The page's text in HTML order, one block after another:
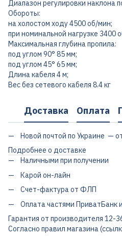
Диапазон регулировки наклона
Обороты:
на холостом ходу 4500 об/мин;
при номинальной нагрузке 3400
Максимальная глубина пропила:
под углом 90° 85 мм;
под углом 45° 65 мм;
Длина кабеля 4 м;
Вес без сетевого кабеля 8.4 кг
Доставка Оплата
Новой почтой по Украине —
Подробнее о доставке
Наличными при получении
Карой он-лайн
Счет-фактура от ФЛП
Оплата частями ПриватБанк
Гарантия от производителя 12-
Согласно правил магазина